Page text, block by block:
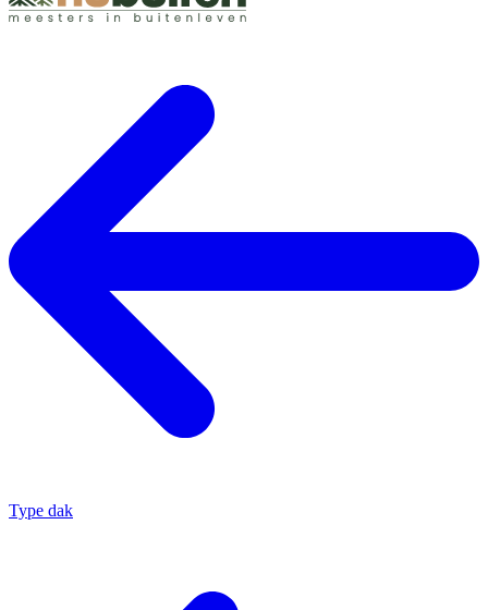
Type dak